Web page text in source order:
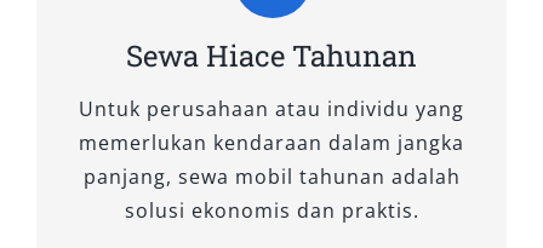
Bagi Anda yang mencari pengalaman
Hiace Premio Luxury adalah jawabannya. Tipe
ini dirancang khusus untuk memberikan
kenyamanan ekstra dengan fasilitas premium
yang tidak ditemukan pada versi standar.
Sewa Hiace Tahunan
Untuk perusahaan atau individu yang
memerlukan kendaraan dalam jangka
panjang, sewa mobil tahunan adalah
solusi ekonomis dan praktis.